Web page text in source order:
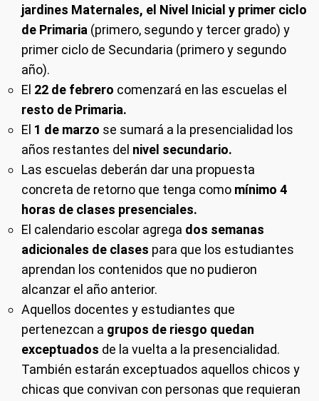
jardines Maternales, el Nivel Inicial y primer ciclo
de Primaria (primero, segundo y tercer grado) y
primer ciclo de Secundaria (primero y segundo
año).
El 22 de febrero comenzará en las escuelas el
resto de Primaria.
El 1 de marzo se sumará a la presencialidad los
años restantes del nivel secundario.
Las escuelas deberán dar una propuesta
concreta de retorno que tenga como mínimo 4
horas de clases presenciales.
El calendario escolar agrega dos semanas
adicionales de clases para que los estudiantes
aprendan los contenidos que no pudieron
alcanzar el año anterior.
Aquellos docentes y estudiantes que
pertenezcan a grupos de riesgo quedan
exceptuados de la vuelta a la presencialidad.
También estarán exceptuados aquellos chicos y
chicas que convivan con personas que requieran